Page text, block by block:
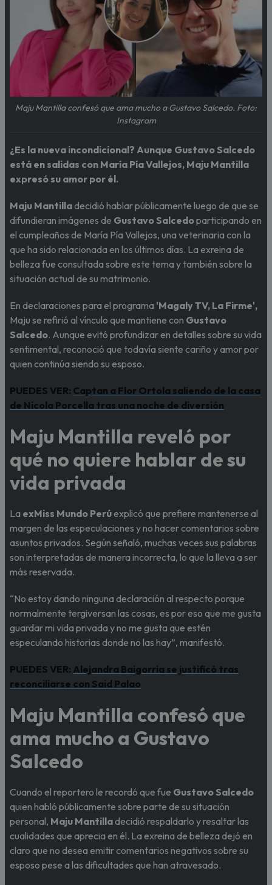
Maju Mantilla confesó que ama mucho a Gustavo Salcedo. Foto:
Instagram
¿Es la nueva incondicional? Aunque Gustavo Salcedo
está en salidas con María Pía Vallejos, Maju Mantilla
expresó su amor por él.
Maju Mantilladecidió hablar públicamente luego de que se
difundieran imágenes de Gustavo Salcedoparticipando en
el cumpleaños de María Pía Vallejos, una veterinaria con la
que ha sido relacionada en los últimos días. La exreina de
belleza fue consultada sobre este tema y también sobre la
situación actual de su matrimonio.
En declaraciones para el programa 'Magaly TV, La Firme',
Maju se refirió al vínculo que mantiene con Gustavo
Salcedo. Aunque evitó profundizar en detalles sobre su vida
sentimental, reconoció que todavía siente cariño y amor por
quien continúa siendo su esposo.
PUEDES VER: Captan a Flor Ortola saliendo de la casa
de Nicola Porcella tras una noche de diversión
Maju Mantilla reveló por
qué no quiere hablar de su
vida privada
La exMiss Mundo Perúexplicó que prefiere mantenerse al
margen de las especulaciones y no hacer comentarios sobre
asuntos privados. Según señaló, muchas veces sus palabras
son interpretadas de manera incorrecta, lo que la lleva a ser
más reservada.
“No estoy dando ninguna declaración al respecto porque
normalmente tergiversan las cosas, es por eso que me gusta
guardar mi vida privada y no me gusta que estén
especulando historias donde no las hay”, manifestó.
PUEDES VER: Alejandra Baigorria se justificó tras
reconciliarse con Said Palao
Maju Mantilla confesó que
ama mucho a Gustavo
Salcedo
Cuando el reportero le recordó que fue Gustavo Salcedo
quien habló públicamente sobre parte de su situación
personal, Maju Mantilladecidió respaldarlo y resaltar las
cualidades que aprecia en él. La exreina de belleza dejó en
claro que no desea emitir comentarios negativos sobre su
esposo pese a las dificultades que han atravesado.